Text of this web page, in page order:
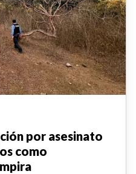
por asesinato
como